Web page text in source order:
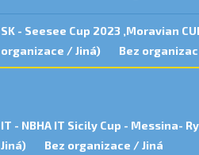
SK - Seesee Cup 2023 ,Moravian
organizace / Jiná)
Bez
IT - NBHA IT Sicily Cup - Messina-
Jiná)
Bez organizace / Jiná